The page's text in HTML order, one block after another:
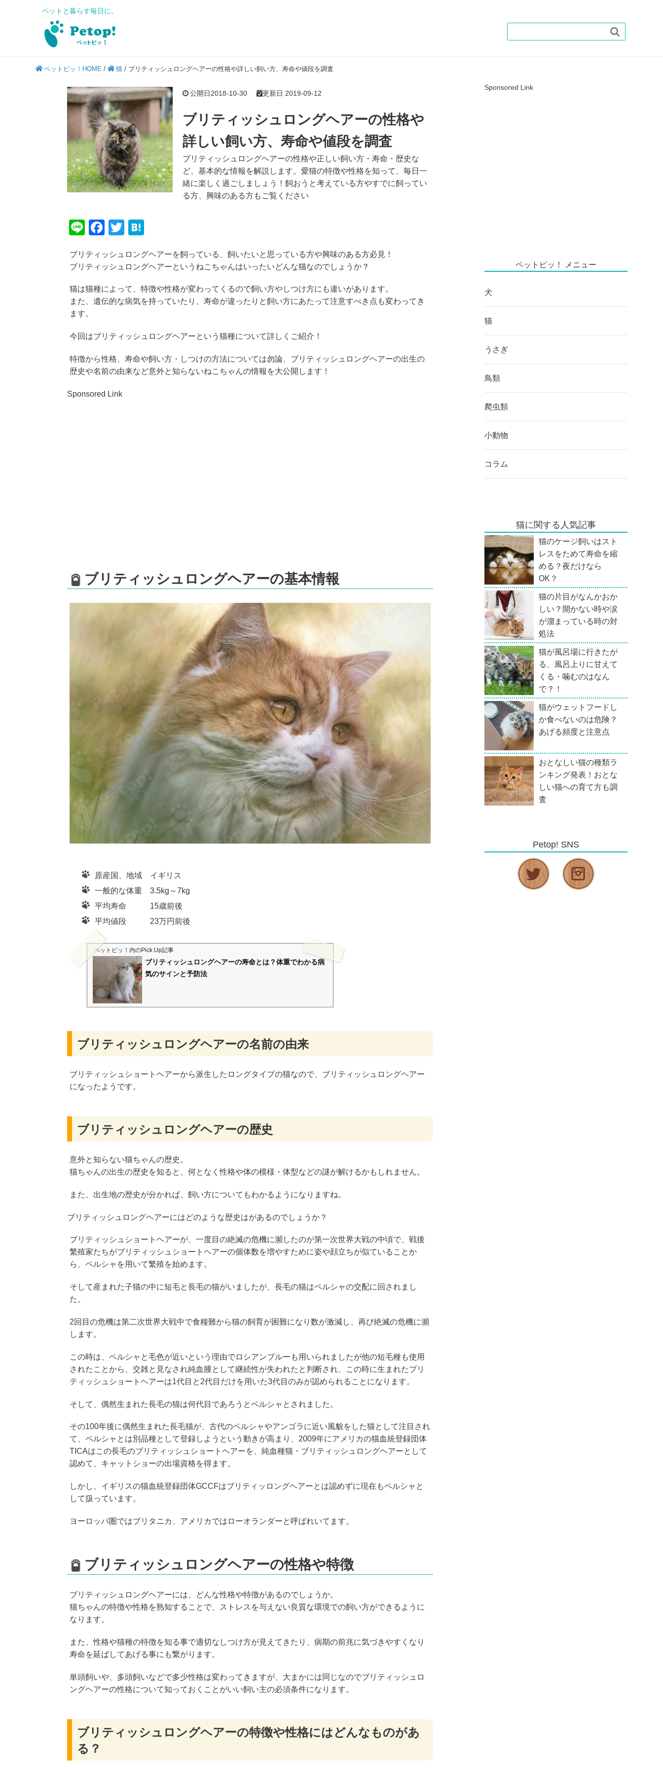
ペットと暮らす毎日に。

ペットピッ！HOME / 猫 / ブリティッシュロングヘアーの性格や詳しい飼い方、寿命や値段を調査
公開日2018-10-30 更新日 2019-09-12
ブリティッシュロングヘアーの性格や
詳しい飼い方、寿命や値段を調査
ブリティッシュロングヘアーの性格や正しい飼い方・寿命・歴史な
ど、基本的な情報を解説します。愛猫の特徴や性格を知って、毎日一
緒に楽しく過ごしましょう！飼おうと考えている方やすでに飼ってい
る方、興味のある方もご覧ください
Li
e
F
c
e
b
o
k
T
tt
er
e
n
a
ブリティッシュロングヘアーを飼っている、飼いたいと思っている方や興味のある方必見！
ブリティッシュロングヘアーというねこちゃんはいったいどんな猫なのでしょうか？
猫は猫種によって、特徴や性格が変わってくるので飼い方やしつけ方にも違いがあります。
また、遺伝的な病気を持っていたり、寿命が違ったりと飼い方にあたって注意すべき点も変わってき
ます。
今回はブリティッシュロングヘアーという猫種について詳しくご紹介！
特徴から性格、寿命や飼い方・しつけの方法については勿論、ブリティッシュロングヘアーの出生の
歴史や名前の由来など意外と知らないねこちゃんの情報を大公開します！
Sponsored Link
ブリティッシュロングヘアーの基本情報
原産国、地域 イギリス
一般的な体重 3.5kg～7kg
平均寿命 15歳前後
平均値段 23万円前後
ペットピッ！ 内のPick Up記事
ブリティッシュロングヘアーの寿命とは？体重でわかる病
気のサインと予防法
ブリティッシュロングヘアーの名前の由来
ブリティッシュショートヘアーから派生したロングタイプの猫なので、ブリティッシュロングヘアー
になったようです。
ブリティッシュロングヘアーの歴史
意外と知らない猫ちゃんの歴史。
猫ちゃんの出生の歴史を知ると、何となく性格や体の模様・体型などの謎が解けるかもしれません。
また、出生地の歴史が分かれば、飼い方についてもわかるようになりますね。
ブリティッシュロングヘアーにはどのような歴史はがあるのでしょうか？
ブリティッシュショートヘアーが、一度目の絶滅の危機に瀕したのが第一次世界大戦の中頃で、戦後
繁殖家たちがブリティッシュショートヘアーの個体数を増やすために姿や顔立ちが似ていることか
ら、ペルシャを用いて繁殖を始めます。
そして産まれた子猫の中に短毛と長毛の猫がいましたが、長毛の猫はペルシャの交配に回されまし
た。
2回目の危機は第二次世界大戦中で食糧難から猫の飼育が困難になり数が激減し、再び絶滅の危機に瀕
します。
この時は、ペルシャと毛色が近いという理由でロシアンブルーも用いられましたが他の短毛種も使用
されたことから、交雑と見なされ純血腫として継続性が失われたと判断され、この時に生まれたブリ
ティッシュショートヘアーは1代目と2代目だけを用いた3代目のみが認められることになります。
そして、偶然生まれた長毛の猫は何代目であろうとペルシャとされました。
その100年後に偶然生まれた長毛猫が、古代のペルシャやアンゴラに近い風貌をした猫として注目され
て、ペルシャとは別品種として登録しようという動きが高まり、2009年にアメリカの猫血統登録団体
TICAはこの長毛のブリティッシュショートヘアーを、純血種猫・ブリティッシュロングヘアーとして
認めて、キャットショーの出場資格を得ます。
しかし、イギリスの猫血統登録団体GCCFはブリティッロングヘアーとは認めずに現在もペルシャと
して扱っています。
ヨーロッパ圏ではブリタニカ、アメリカではローオランダーと呼ばれいてます。
ブリティッシュロングヘアーの性格や特徴
ブリティッシュロングヘアーには、どんな性格や特徴があるのでしょうか。
猫ちゃんの特徴や性格を熟知することで、ストレスを与えない良質な環境での飼い方ができるように
なります。
また、性格や猫種の特徴を知る事で適切なしつけ方が見えてきたり、病期の前兆に気づきやすくなり
寿命を延ばしてあげる事にも繋がります。
単頭飼いや、多頭飼いなどで多少性格は変わってきますが、大まかには同じなのでブリティッシュロ
ングヘアーの性格について知っておくことがいい飼い主の必須条件になります。
ブリティッシュロングヘアーの特徴や性格にはどんなものがあ
る？
Sponsored Link
ペットピッ！ メニュー
犬
猫
うさぎ
鳥類
爬虫類
小動物
コラム
猫に関する人気記事
猫のケージ飼いはスト
レスをためて寿命を縮
める？夜だけなら
OK？
猫の片目がなんかおか
しい？開かない時や涙
が溜まっている時の対
処法
猫が風呂場に行きたが
る、風呂上りに甘えて
くる・噛むのはなん
で？！
猫がウェットフードし
か食べないのは危険？
あげる頻度と注意点
おとなしい猫の種類ラ
ンキング発表！おとな
しい猫への育て方も調
査
Petop! SNS